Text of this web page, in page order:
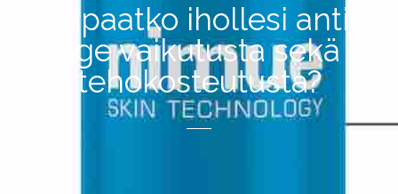
Kaipaatko ihollesi anti-
age vaikutusta sekä
tehokosteutusta?